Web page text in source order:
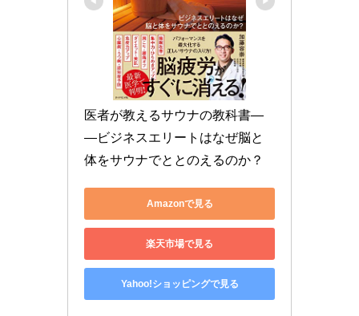
医者が教えるサウナの教科書―
―ビジネスエリートはなぜ脳と
体をサウナでととのえるのか？
Amazonで見る
楽天市場で見る
Yahoo!ショッピングで見る